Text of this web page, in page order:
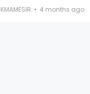
KMAMESIR 4 months ago